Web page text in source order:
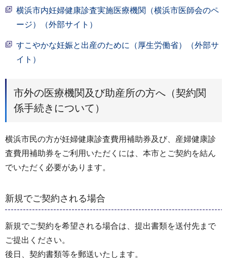
横浜市内妊婦健康診査実施医療機関（横浜市医師会のペ
ージ）（外部サイト）
すこやかな妊娠と出産のために（厚生労働省）（外部サ
イト）
市外の医療機関及び助産所の方へ（契約関
係手続きについて）
横浜市民の方が妊婦健康診査費用補助券及び、産婦健康診
査費用補助券をご利用いただくには、本市とご契約を結ん
でいただく必要があります。
新規でご契約される場合
新規でご契約を希望される場合は、提出書類を送付先まで
ご提出ください。
後日、契約書類等を郵送いたします。